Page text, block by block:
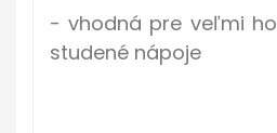
- vhodná pre veľmi
studené nápoje